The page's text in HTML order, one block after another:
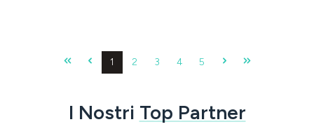
Pagina
1 Pagina
2 Pagina
3 Pagina
4 Pagina
5
I Nostri Top Partner